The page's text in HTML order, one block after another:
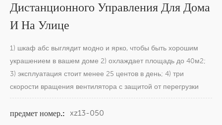
Дистанционного Управления Для Дома
И На Улице
1) шкаф абс выглядит модно и ярко, чтобы быть хорошим
украшением в вашем доме 2) охлаждает площадь до 40м2;
3) эксплуатация стоит менее 25 центов в день; 4) три
скорости вращения вентилятора с защитой от перегрузки
предмет номер.: xz13-050